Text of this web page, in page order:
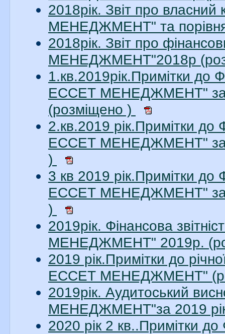
2018рік. Звіт про
МЕНЕДЖМЕНТ" та
2018рік. Звіт про
МЕНЕДЖМЕНТ"2018р
1.кв.2019рік.Примітки до
ЕССЕТ МЕНЕДЖМЕНТ" за
(розміщено )
2.кв.2019 рік.Примітки до
ЕССЕТ МЕНЕДЖМЕНТ" за
)
3 кв 2019 рік.Примітки до
ЕССЕТ МЕНЕДЖМЕНТ" за
)
2019рік. Фінансова
МЕНЕДЖМЕНТ" 2019р.
2019 рік.Примітки до
ЕССЕТ МЕНЕДЖМЕНТ"
2019рік. Аудитоський
МЕНЕДЖМЕНТ"за 2019
2020 рік 2 кв..Примітки